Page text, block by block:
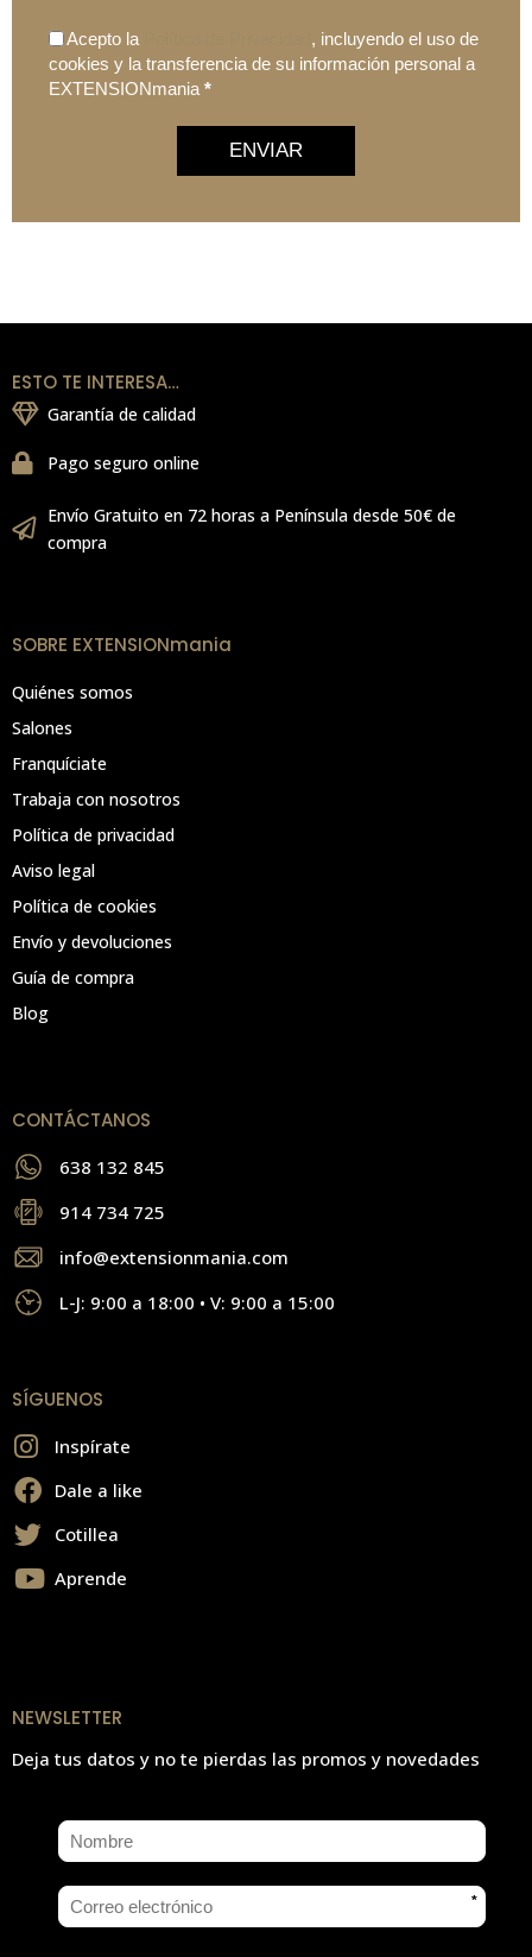
Acepto la
, incluyendo el uso de
cookies y la transferencia de su información personal a
EXTENSIONmania *
ENVIAR
ESTO TE INTERESA…
Garantía de calidad
Pago seguro online
Envío Gratuito en 72 horas a Península desde 50€ de
compra
SOBRE EXTENSIONmania
Quiénes somos
Salones
Franquíciate
Trabaja con nosotros
Política de privacidad
Aviso legal
Política de cookies
Envío y devoluciones
Guía de compra
Blog
CONTÁCTANOS
638 132 845
914 734 725
info@extensionmania.com
L-J: 9:00 a 18:00 • V: 9:00 a 15:00
SÍGUENOS
Inspírate
Dale a like
Cotillea
Aprende
NEWSLETTER
Deja tus datos y no te pierdas las promos y novedades
*